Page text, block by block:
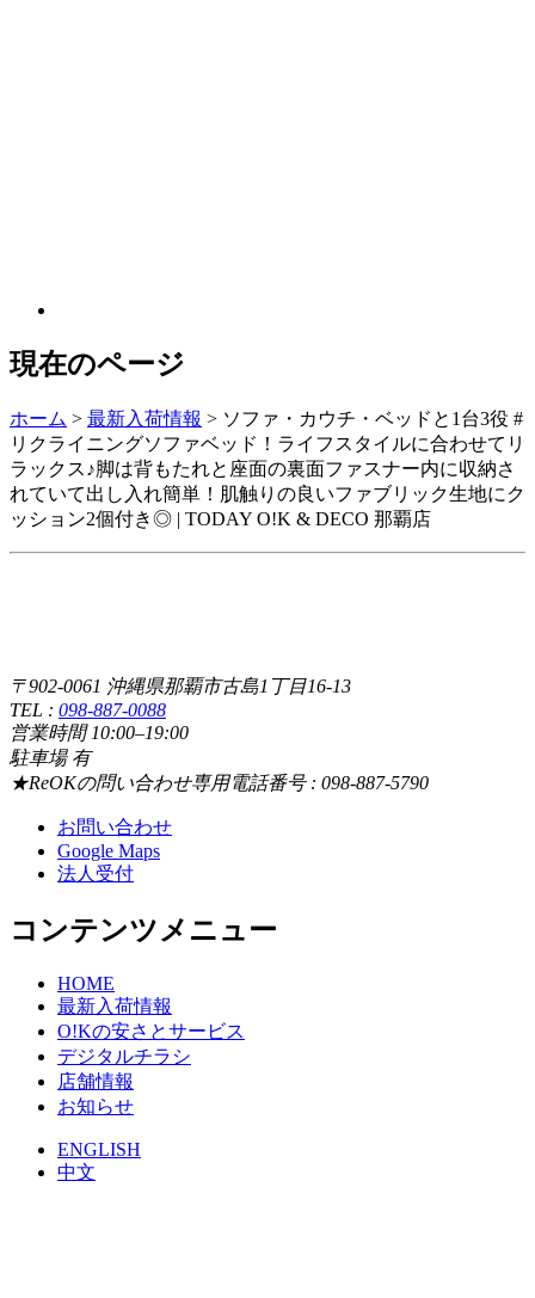
現在のページ
ホーム > 最新入荷情報 > ソファ・カウチ・ベッドと1台3役 #
リクライニングソファベッド！ライフスタイルに合わせてリ
ラックス♪脚は背もたれと座面の裏面ファスナー内に収納さ
れていて出し入れ簡単！肌触りの良いファブリック生地にク
ッション2個付き◎ | TODAY O!K & DECO 那覇店
〒902-0061 沖縄県那覇市古島1丁目16-13
TEL : 098-887-0088
営業時間 10:00–19:00
駐車場 有
★ReOKの問い合わせ専用電話番号 : 098-887-5790
お問い合わせ
Google Maps
法人受付
コンテンツメニュー
HOME
最新入荷情報
O!Kの安さとサービス
デジタルチラシ
店舗情報
お知らせ
ENGLISH
中文